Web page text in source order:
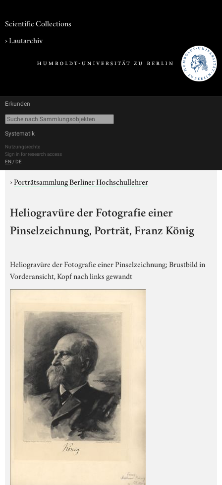
Scientific Collections
›Lautarchiv
Erkunden
Systematik
Nutzungsrechte
Sign in for research access
EN / DE
›Porträtsammlung Berliner Hochschullehrer
Heliogravüre der Fotografie einer
Pinselzeichnung, Porträt, Franz König
Heliogravüre der Fotografie einer Pinselzeichnung; Brustbild in
Vorderansicht, Kopf nach links gewandt